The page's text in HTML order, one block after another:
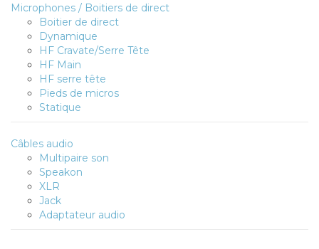
Microphones / Boitiers de direct
Boitier de direct
Dynamique
HF Cravate/Serre Tête
HF Main
HF serre tête
Pieds de micros
Statique
Câbles audio
Multipaire son
Speakon
XLR
Jack
Adaptateur audio